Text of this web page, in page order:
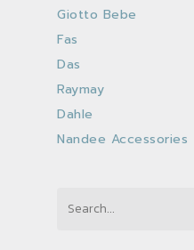
Giotto Bebe
Fas
Das
Raymay
Dahle
Nandee Accessories